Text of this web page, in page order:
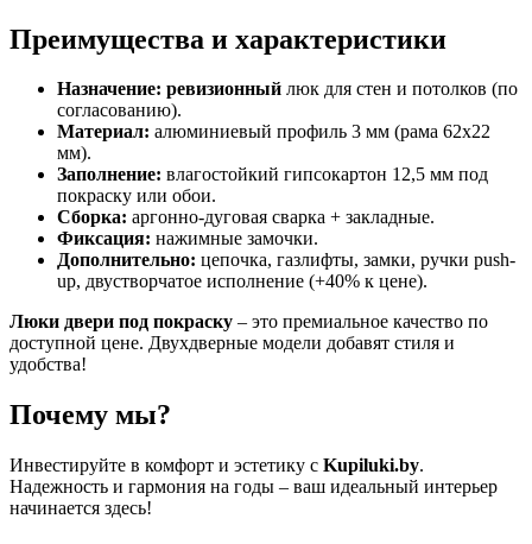
Преимущества и характеристики
Назначение: ревизионный люк для стен и потолков (по
согласованию).
Материал: алюминиевый профиль 3 мм (рама 62х22
мм).
Заполнение: влагостойкий гипсокартон 12,5 мм под
покраску или обои.
Сборка: аргонно-дуговая сварка + закладные.
Фиксация: нажимные замочки.
Дополнительно: цепочка, газлифты, замки, ручки push-
up, двустворчатое исполнение (+40% к цене).
Люки двери под покраску – это премиальное качество по
доступной цене. Двухдверные модели добавят стиля и
удобства!
Почему мы?
Инвестируйте в комфорт и эстетику с Kupiluki.by.
Надежность и гармония на годы – ваш идеальный интерьер
начинается здесь!